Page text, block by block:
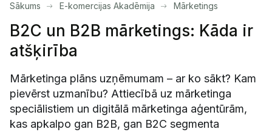
Sākums E-komercijas Akadēmija Mārketings
B2C un B2B mārketings: Kāda ir
atšķirība
Mārketinga plāns uzņēmumam – ar ko sākt? Kam
pievērst uzmanību? Attiecībā uz mārketinga
speciālistiem un digitālā mārketinga aģentūrām,
kas apkalpo gan B2B, gan B2C segmenta